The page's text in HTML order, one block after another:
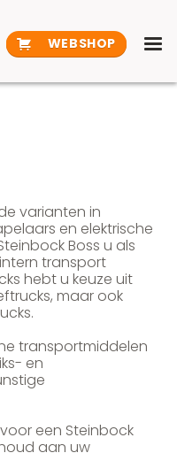
WEBSHOP
varianten in
en elektrische
Boss u als
transport
hebt u keuze uit
maar ook
transportmiddelen
en
een Steinbock
aan uw